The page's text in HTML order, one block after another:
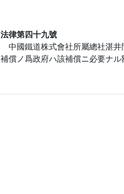
法律第四十九號
中國鐵道株式會社所屬總社湛
補償ノ爲政府ハ該補償ニ必要ナ